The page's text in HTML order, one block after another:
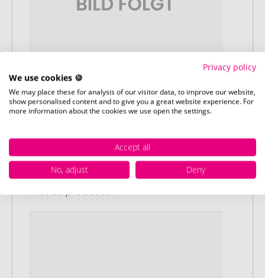
Artikelvoorbeeld en goedkeuring
U ontvangt van ons een gratis
drukvoorbeeld met uw ontwerp. Zodra u
dit heeft goedgekeurd, starten wij direct
met de productie.
Privacy policy
We use cookies 🍪
We may place these for analysis of our visitor data, to improve our website,
show personalised content and to give you a great website experience. For
more information about the cookies we use open the settings.
Accept all
No, adjust
Deny